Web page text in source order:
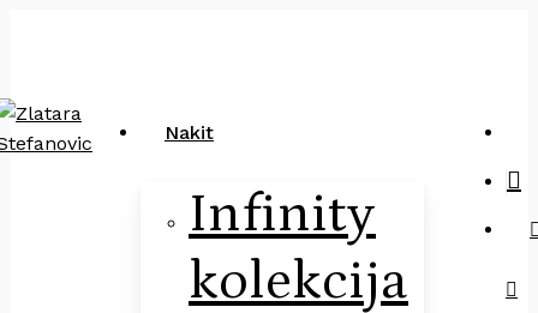
content
Nakit
Infinity
kolekcija